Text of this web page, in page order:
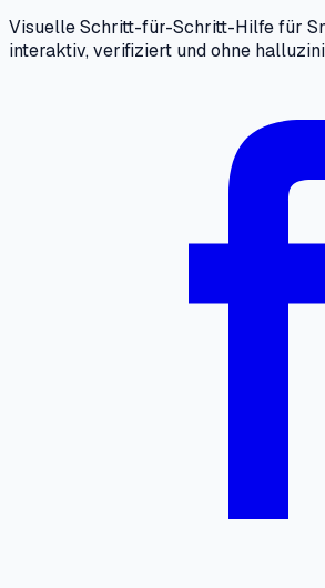
Visuelle Schritt-für-Schritt-Hilfe für
interaktiv, verifiziert und ohne